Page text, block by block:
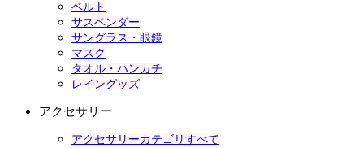
ベルト
サスペンダー
サングラス・眼鏡
マスク
タオル・ハンカチ
レイングッズ
アクセサリー
アクセサリーカテゴリすべて